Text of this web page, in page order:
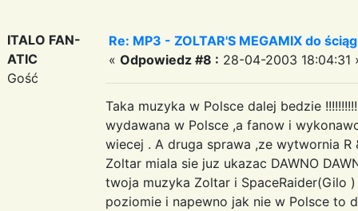
ITALO FAN-
ATIC
Gość
Re: MP3 - ZOLTAR'S MEGAMIX do
« Odpowiedz #8 : 28-04-2003 18:04:31
Taka muzyka w Polsce dalej bedzie
wydawana w Polsce ,a fanow i
wiecej . A druga sprawa ,ze wytwornia R
Zoltar miala sie juz ukazac DAWNO
twoja muzyka Zoltar i SpaceRaider(Gilo
poziomie i napewno jak nie w Polsce to